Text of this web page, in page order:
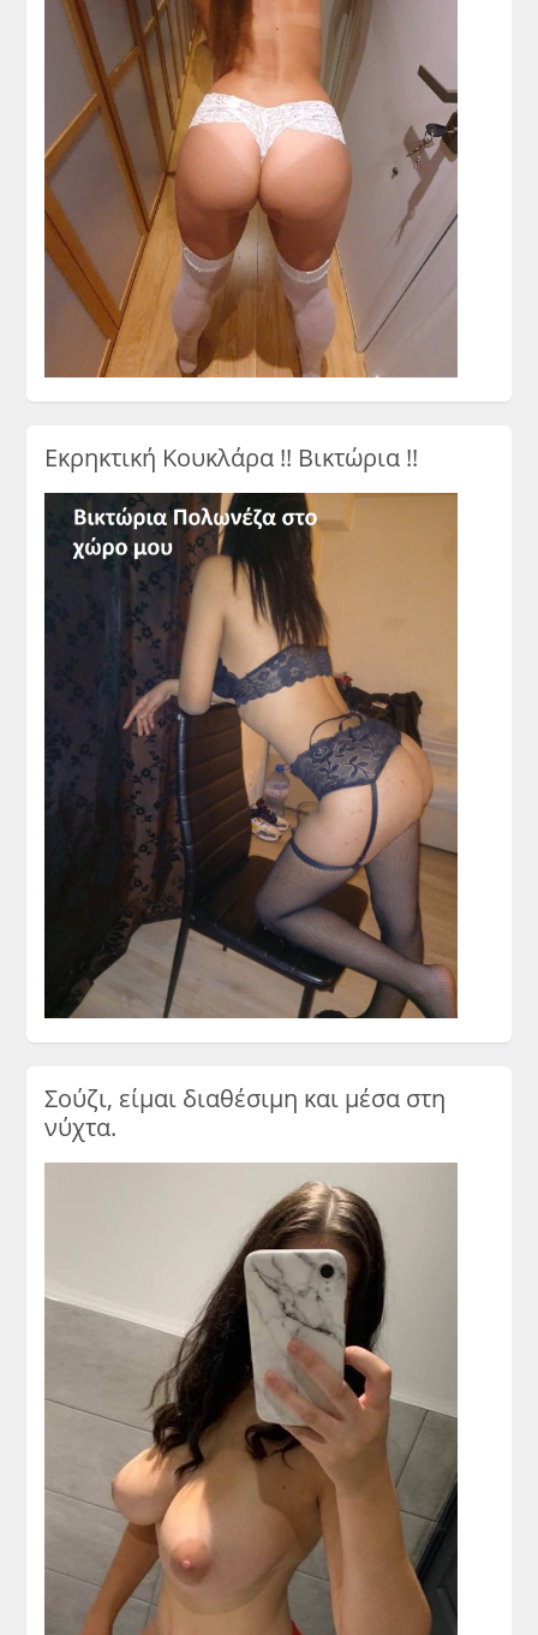
Εκρηκτική Κουκλάρα !! Βικτώρια !!
Σούζι, είμαι διαθέσιμη και μέσα στη
νύχτα.